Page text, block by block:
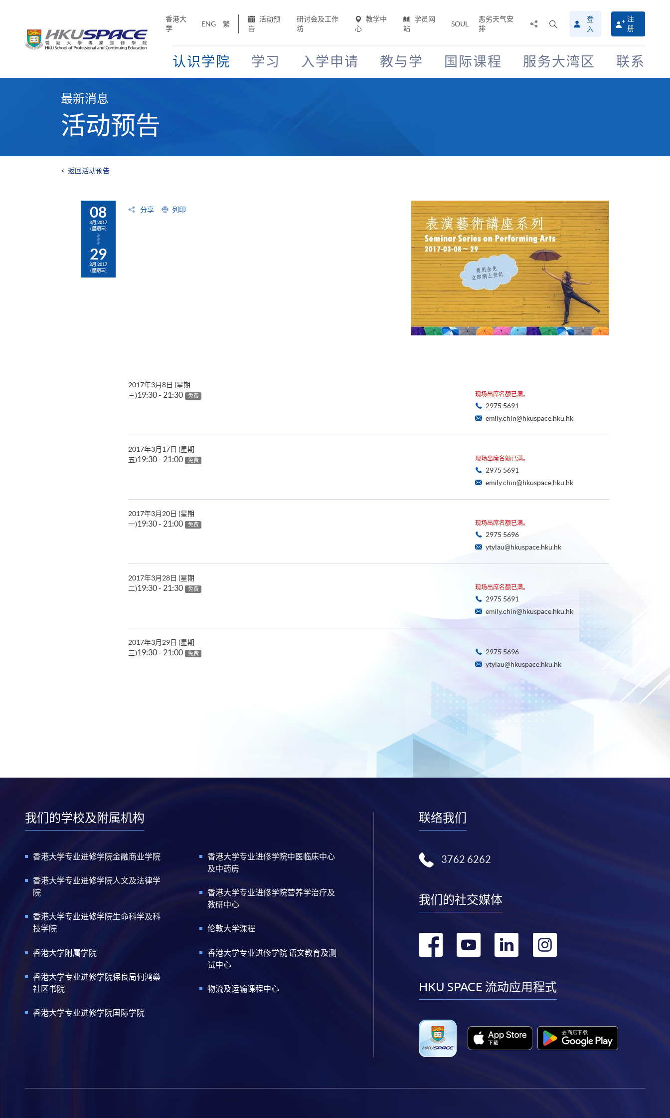
香港大
学
ENG 繁
活动预
告
研讨会及工作
坊
教学中
心
学员网
站
SOUL
恶劣天气安
排
搜
寻
介
面
登
入
注
册
认识学院 学习 入学申请 教与学 国际课程 服务大湾区 联系
最新消息
活动预告
< 返回活动预告
08
3月 2017
(星期三)
29
3月 2017
(星期三)
分享 列印
2017年3月8日 (星期
三)19:30 - 21:30 免费 现场出席名额已满。
2975 5691
emily.chin@hkuspace.hku.hk
2017年3月17日 (星期
五)19:30 - 21:00 免费 现场出席名额已满。
2975 5691
emily.chin@hkuspace.hku.hk
2017年3月20日 (星期
一)19:30 - 21:00 免费 现场出席名额已满。
2975 5696
ytylau@hkuspace.hku.hk
2017年3月28日 (星期
二)19:30 - 21:30 免费 现场出席名额已满。
2975 5691
emily.chin@hkuspace.hku.hk
2017年3月29日 (星期
三)19:30 - 21:00 免费
2975 5696
ytylau@hkuspace.hku.hk
我们的学校及附属机构
香港大学专业进修学院金融商业学院
香港大学专业进修学院人文及法律学
院
香港大学专业进修学院生命科学及科
技学院
香港大学附属学院
香港大学专业进修学院保良局何鸿燊
社区书院
香港大学专业进修学院国际学院
香港大学专业进修学院中医临床中心
及中药房
香港大学专业进修学院营养学治疗及
教研中心
伦敦大学课程
香港大学专业进修学院 语文教育及测
试中心
物流及运输课程中心
联络我们
3762 6262
我们的社交媒体
转
facebook
转
youtube
转
linkedin
转
instagram
HKU SPACE 流动应用程式